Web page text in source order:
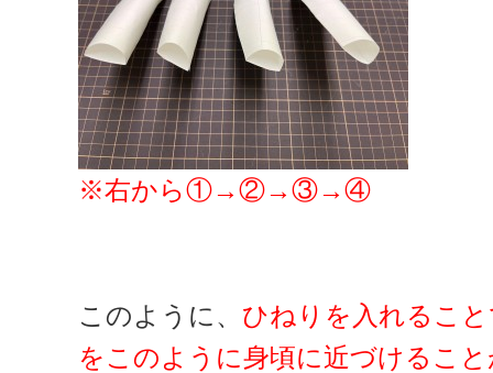
※右から①→②→③→④
このように、 ひねりを入れるこ
をこのように身頃に近づけるこ